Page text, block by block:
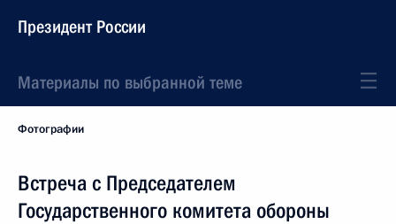
Президент России
Материалы по выбранной теме
Фотографии
Встреча с Председателем
Государственного комитета обороны